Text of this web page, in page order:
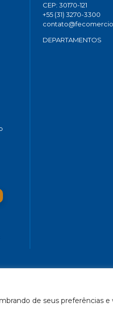
de seus preferências e
CEP: 30170-121
+55 (31) 3270-3300
DEPARTAMENTOS
DO ESTADO DE MINAS
Feito por Célula 21